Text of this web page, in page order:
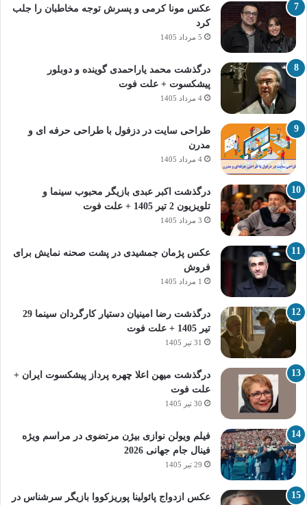
عکس مونا کرمی و پسرش توجه مخاطبان را جلب
کرد
5 مرداد 1405
درگذشت محمد یاراحمدی گوینده و دوبلور
پیشکسوت + علت فوت
4 مرداد 1405
طراحی سایت در دزفول با طراحی حرفه‌ ای و
مدرن
4 مرداد 1405
درگذشت اکبر عبدی بازیگر محبوب سینما و
تلویزیون 2 تیر 1405 + علت فوت
3 مرداد 1405
عکس پژمان جمشیدی در پشت صحنه نمایش برای
فروش
1 مرداد 1405
درگذشت رضا امینیان دستیار کارگردان سینما 29
تیر 1405 + علت فوت
31 تیر 1405
درگذشت میهن اعلا چهره پرداز پیشکسوت ایران +
علت فوت
30 تیر 1405
فیلم ویولن نوازی بیژن مرتضوی در مراسم ویژه
فینال جام جهانی 2026
29 تیر 1405
عکس ازدواج پائولینا پوریزکووا بازیگر سرشناس در